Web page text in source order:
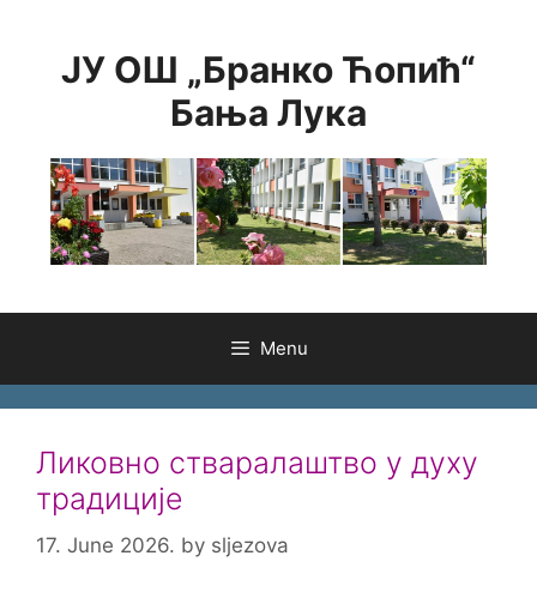
contentЈУ ОШ „Бранко Ћопић“
Бања Лука
Menu
Ликовно стваралаштво у духу
традиције
17. June 2026. by sljezova